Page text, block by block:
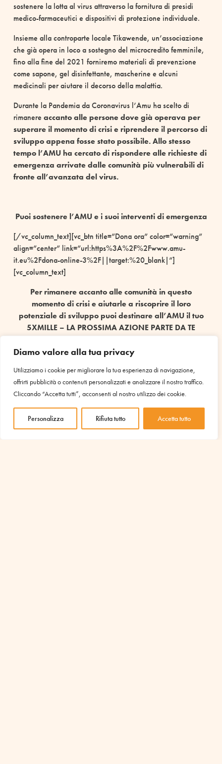
Diamo valore alla tua privacy
Utilizziamo i cookie per migliorare la tua esperienza di navigazione,
offrirti pubblicità o contenuti personalizzati e analizzare il nostro traffico.
Cliccando “Accetta tutti”, acconsenti al nostro utilizzo dei cookie.
Personalizza Rifiuta tutto Accetta tutto
sostenere la lotta al virus attraverso la fornitura di presidi
medico-farmaceutici e dispositivi di protezione individuale.
Insieme alla controparte locale Tikawende, un’associazione
che già opera in loco a sostegno del microcredito femminile,
fino alla fine del 2021 forniremo materiali di prevenzione
come sapone, gel disinfettante, mascherine e alcuni
medicinali per aiutare il decorso della malattia.
Durante la Pandemia da Coronavirus l’Amu ha scelto di
rimanere accanto alle persone dove già operava per
superare il momento di crisi e riprendere il percorso di
sviluppo appena fosse stato possibile. Allo stesso
tempo l’AMU ha cercato di rispondere alle richieste di
emergenza arrivate dalle comunità più vulnerabili di
fronte all’avanzata del virus.
Puoi sostenere l’AMU e i suoi interventi di emergenza
[/vc_column_text][vc_btn title=”Dona ora” color=”warning”
align=”center” link=”url:https%3A%2F%2Fwww.amu-
it.eu%2Fdona-online-3%2F||target:%20_blank|”]
[vc_column_text]
Per rimanere accanto alle comunità in questo
momento di crisi e aiutarle a riscoprire il loro
potenziale di sviluppo puoi destinare all’AMU il tuo
5XMILLE – LA PROSSIMA AZIONE PARTE DA TE
[/vc_column_text][vc_btn title=”Scopri come destinare il
5XMILLE” color=”danger” align=”center”
it.eu%2Fsostienici%2F5xmille%2F||target:%20_blank|”]
[/vc_column][/vc_row]
IL TUO SOSTEGNO È